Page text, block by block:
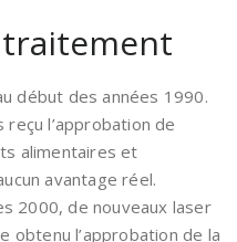
traitement
début des années 1990.
l’approbation de
alimentaires et
avantage réel.
2000, de nouveaux laser
l’approbation de la